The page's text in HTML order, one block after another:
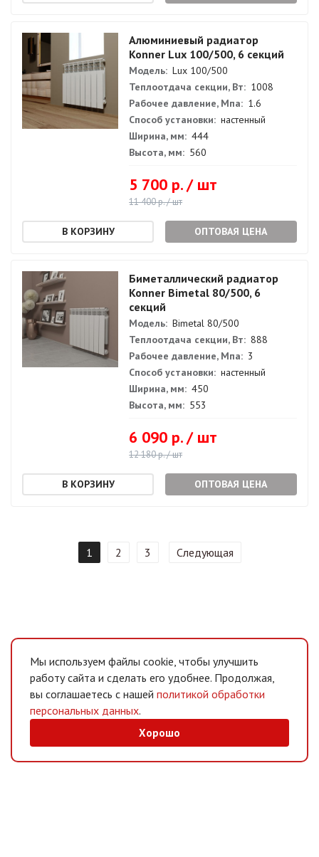
Алюминиевый радиатор
Konner Lux 100/500, 6 секций
Модель: Lux 100/500
Теплоотдача секции, Вт: 1008
Рабочее давление, Мпа: 1.6
Способ установки: настенный
Ширина, мм: 444
Высота, мм: 560
5 700 р. / шт
11 400 р. / шт
ОПТОВАЯ ЦЕНА
Биметаллический радиатор
Konner Bimetal 80/500, 6
секций
Модель: Bimetal 80/500
Теплоотдача секции, Вт: 888
Рабочее давление, Мпа: 3
Способ установки: настенный
Ширина, мм: 450
Высота, мм: 553
6 090 р. / шт
12 180 р. / шт
ОПТОВАЯ ЦЕНА
1 2 3 Следующая
Мы используем файлы cookie, чтобы улучшить
работу сайта и сделать его удобнее. Продолжая,
вы соглашаетесь с нашей политикой обработки
персональных данных.
Хорошо